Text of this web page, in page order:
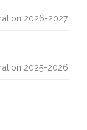
2026-2027
2025-2026